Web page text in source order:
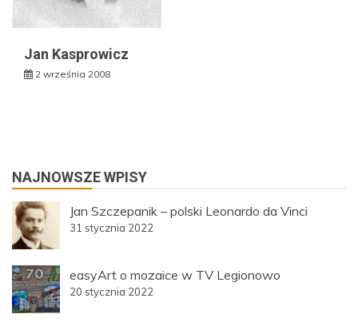
Jan Kasprowicz
2 września 2008
NAJNOWSZE WPISY
Jan Szczepanik – polski Leonardo da Vinci
31 stycznia 2022
easyArt o mozaice w TV Legionowo
20 stycznia 2022